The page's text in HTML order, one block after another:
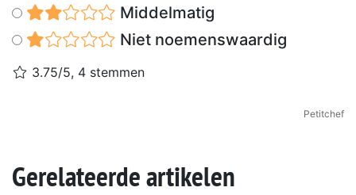
Middelmatig
Niet noemenswaardig
3.75/5, 4 stemmen
Petitchef
Gerelateerde artikelen